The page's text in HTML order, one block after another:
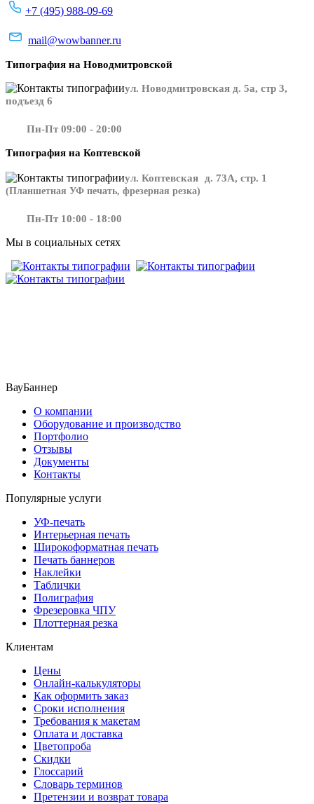
+7 (495) 988-09-69
mail@wowbanner.ru
Типография на Новодмитровской
ул. Новодмитровская д. 5а, стр 3,
подъезд 6
Пн-Пт 09:00 - 20:00
Типография на Коптевской
ул. Коптевская д. 73А, стр. 1
(Планшетная УФ печать, фрезерная резка)
Пн-Пт 10:00 - 18:00
Мы в социальных сетях
ВауБаннер
О компании
Оборудование и производство
Портфолио
Отзывы
Документы
Контакты
Популярные услуги
УФ-печать
Интерьерная печать
Широкоформатная печать
Печать баннеров
Наклейки
Таблички
Полиграфия
Фрезеровка ЧПУ
Плоттерная резка
Клиентам
Цены
Онлайн-калькуляторы
Как оформить заказ
Сроки исполнения
Требования к макетам
Оплата и доставка
Цветопроба
Скидки
Глоссарий
Словарь терминов
Претензии и возврат товара